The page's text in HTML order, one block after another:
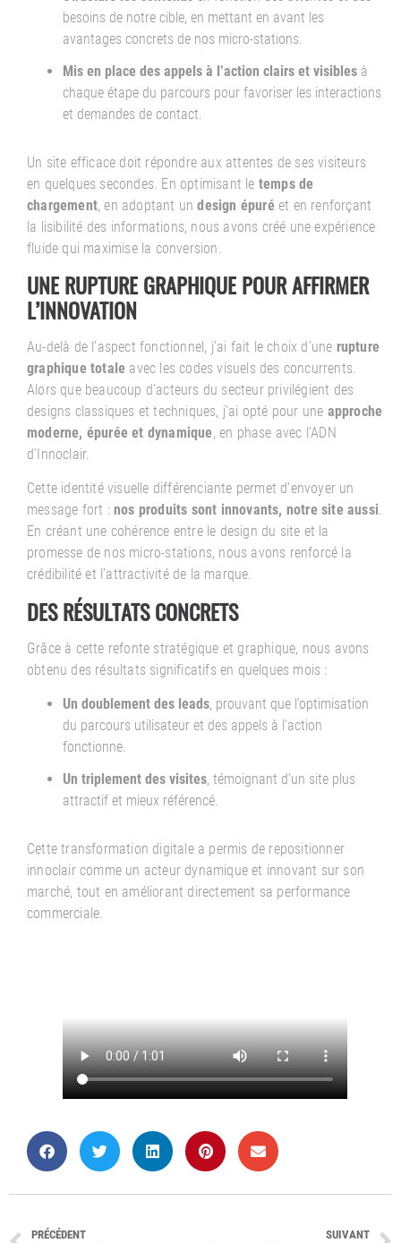
besoins de notre cible, en mettant en avant les
avantages concrets de nos micro-stations.
Mis en place des appels à l’action clairs et visibles à
chaque étape du parcours pour favoriser les interactions
et demandes de contact.
Un site efficace doit répondre aux attentes de ses visiteurs
en quelques secondes. En optimisant le temps de
chargement, en adoptant undesign épuré et en renforçant
la lisibilité des informations, nous avons créé une expérience
fluide qui maximise la conversion.
UNE RUPTURE GRAPHIQUE POUR AFFIRMER
L’INNOVATION
Au-delà de l’aspect fonctionnel, j’ai fait le choix d’une rupture
graphique totale avec les codes visuels des concurrents.
Alors que beaucoup d’acteurs du secteur privilégient des
designs classiques et techniques, j’ai opté pour une approche
moderne, épurée et dynamique, en phase avec l’ADN
d’Innoclair.
Cette identité visuelle différenciante permet d’envoyer un
message fort : nos produits sont innovants, notre site aussi.
En créant une cohérence entre le design du site et la
promesse de nos micro-stations, nous avons renforcé la
crédibilité et l’attractivité de la marque.
DES RÉSULTATS CONCRETS
Grâce à cette refonte stratégique et graphique, nous avons
obtenu des résultats significatifs en quelques mois :
Un doublement des leads, prouvant que l’optimisation
du parcours utilisateur et des appels à l’action
fonctionne.
Un triplement des visites, témoignant d’un site plus
attractif et mieux référencé.
Cette transformation digitale a permis de repositionner
innoclair comme un acteur dynamique et innovant sur son
marché, tout en améliorant directement sa performance
commerciale.
SUIVANT
PRÉCÉDENT